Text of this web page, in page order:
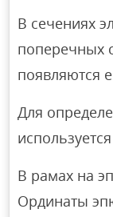
В сечениях
поперечных
появляются
Для
В рамах на
Ординаты